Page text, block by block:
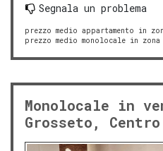
Segnala un problema
prezzo medio appartamento in
prezzo medio monolocale in zona
Monolocale in
Grosseto,